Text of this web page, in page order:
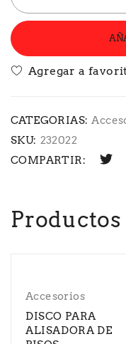
CATEGORIAS:
SKU: 232022
COMPARTIR:
Accesorios
DISCO PARA
ALISADORA DE